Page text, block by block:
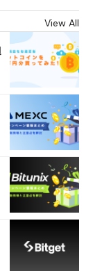
View All